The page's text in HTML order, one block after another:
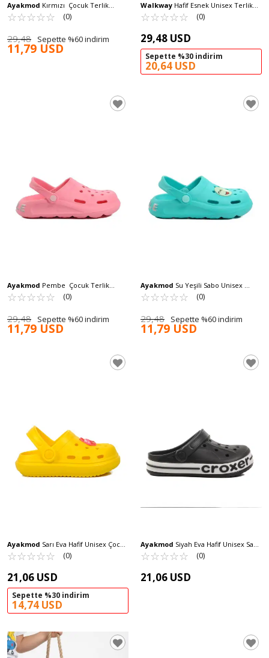
Ayakmod Kırmızı Çocuk Terlik
Aspor T-REX 103 G
☆☆☆☆☆
★★★★★ (0)
29,48 Sepette %60 indirim
11,79 USD
Walkway Hafif Esnek Unisex Terlik
8000-02 G
☆☆☆☆☆
★★★★★ (0)
29,48 USD
Sepette %30 indirim
20,64 USD
Ayakmod Pembe Çocuk Terlik
Aspor T-REX 1648 G
☆☆☆☆☆
★★★★★ (0)
29,48 Sepette %60 indirim
11,79 USD
Ayakmod Su Yeşili Sabo Unisex
Çocuk Terlik BRN 1648 F
☆☆☆☆☆
★★★★★ (0)
29,48 Sepette %60 indirim
11,79 USD
Ayakmod Sarı Eva Hafif Unisex Çocuk
Terlik 755 P
☆☆☆☆☆
★★★★★ (0)
21,06 USD
Sepette %30 indirim
14,74 USD
Ayakmod Siyah Eva Hafif Unisex Sabo
Terlik 216 G
☆☆☆☆☆
★★★★★ (0)
21,06 USD